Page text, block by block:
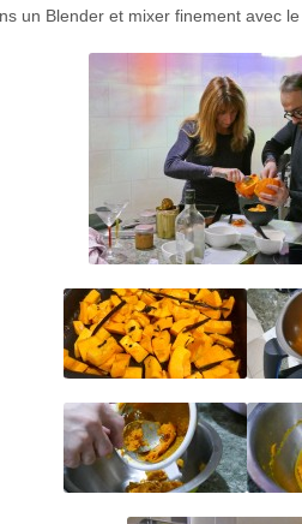
un Blender et mixer finement avec